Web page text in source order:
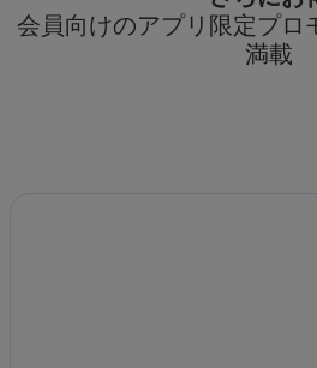
会員向けのアプリ限定プロ
満載